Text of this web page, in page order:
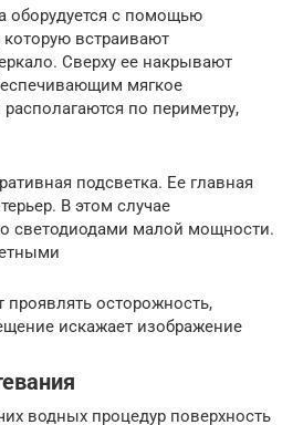
оборудуется с помощью
встраивают
Сверху ее накрывают
мягкое
по периметру,
подсветка. Ее главная
В этом случае
светодиодами малой мощности.
проявлять осторожность,
искажает изображение
водных процедур поверхность